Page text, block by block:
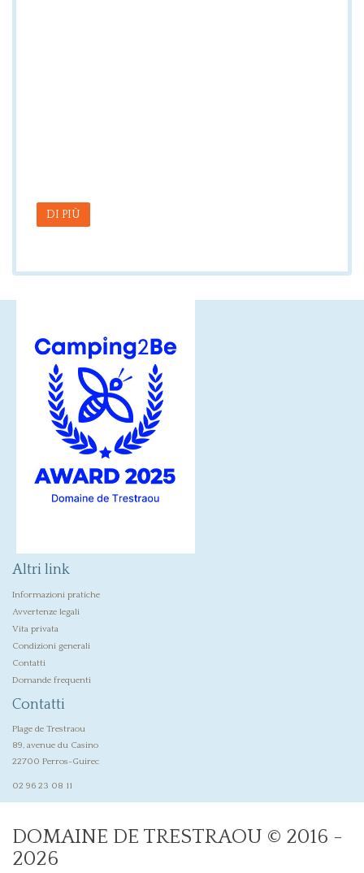
DI PIÙ
Altri link
Informazioni pratiche
Avvertenze legali
Vita privata
Condizioni generali
Contatti
Domande frequenti
Contatti
Plage de Trestraou
89, avenue du Casino
22700 Perros-Guirec
02 96 23 08 11
DOMAINE DE TRESTRAOU © 2016 -
2026